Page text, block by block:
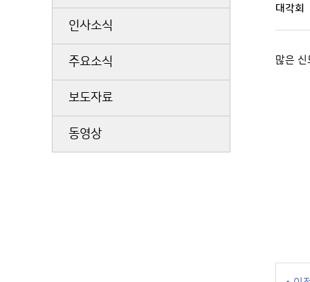
인사소식
주요소식
보도자료
동영상
대각회
많은